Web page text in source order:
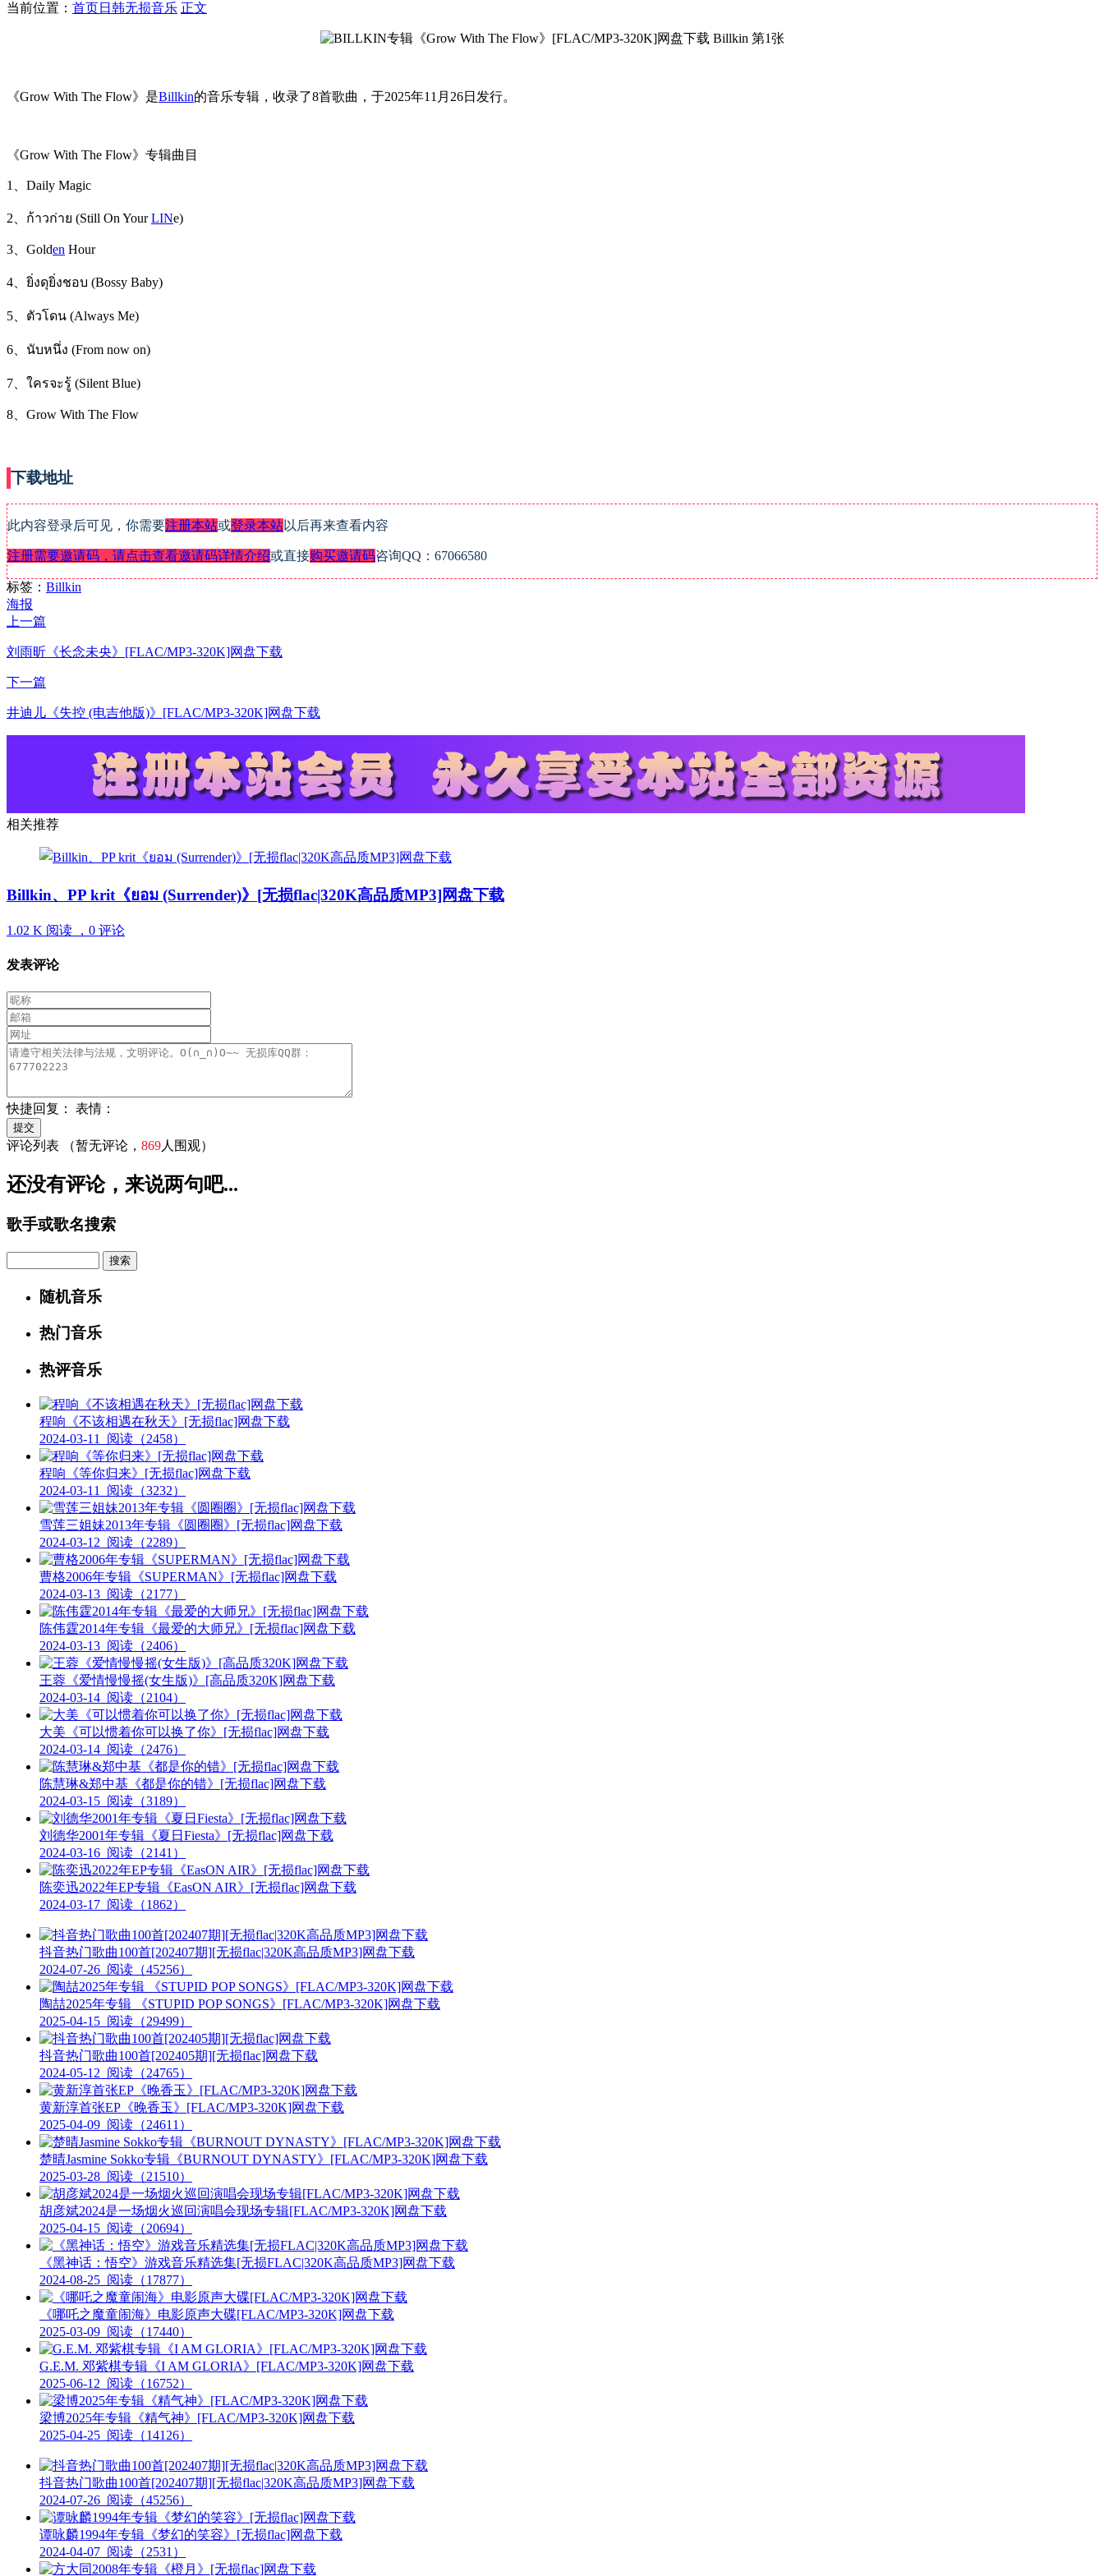
当前位置： 首页日韩无损音乐 正文
《Grow With The Flow》是Billkin的音乐专辑，收录了8首歌曲，于2025年11月26日发行。
《Grow With The Flow》专辑曲目
1、Daily Magic
2、ก้าวก่าย (Still On YourLINe)
3、Golden Hour
4、ยิ่งดุยิ่งชอบ (Bossy Baby)
5、ตัวโดน (Always Me)
6、นับหนึ่ง (From now on)
7、ใครจะรู้ (Silent Blue)
8、Grow With The Flow
下载地址
此内容登录后可见，你需要注册本站或登录本站以后再来查看内容
注册需要邀请码，请点击查看邀请码详情介绍或直接购买邀请码咨询QQ：67066580
标签： Billkin
海报
上一篇
刘雨昕《长念未央》[FLAC/MP3-320K]网盘下载
下一篇
井迪儿《失控 (电吉他版)》[FLAC/MP3-320K]网盘下载
相关推荐
Billkin、PP krit《ยอม (Surrender)》[无损flac|320K高品质MP3]网盘下载
1.02 K 阅读 ， 0 评论
发表评论
快捷回复： 表情：
评论列表 （暂无评论， 869人围观）
还没有评论，来说两句吧...
歌手或歌名搜索
随机音乐
热门音乐
热评音乐
程响《不该相遇在秋天》[无损flac]网盘下载
2024-03-11
阅读（2458）
程响《等你归来》[无损flac]网盘下载
2024-03-11
阅读（3232）
雪莲三姐妹2013年专辑《圆圈圈》[无损flac]网盘下载
2024-03-12 阅读（2289）
曹格2006年专辑《SUPERMAN》[无损flac]网盘下载
2024-03-13 阅读（2177）
陈伟霆2014年专辑《最爱的大师兄》[无损flac]网盘下载
2024-03-13 阅读（2406）
王蓉《爱情慢慢摇(女生版)》[高品质320K]网盘下载
2024-03-14 阅读（2104）
大美《可以惯着你可以换了你》[无损flac]网盘下载
2024-03-14 阅读（2476）
陈慧琳&郑中基《都是你的错》[无损flac]网盘下载
2024-03-15 阅读（3189）
刘德华2001年专辑《夏日Fiesta》[无损flac]网盘下载
2024-03-16 阅读（2141）
陈奕迅2022年EP专辑《EasON AIR》[无损flac]网盘下载
2024-03-17 阅读（1862）
抖音热门歌曲100首[202407期][无损flac|320K高品质MP3]网盘下载
2024-07-26 阅读（45256）
陶喆2025年专辑 《STUPID POP SONGS》[FLAC/MP3-320K]网盘下载
2025-04-15 阅读（29499）
抖音热门歌曲100首[202405期][无损flac]网盘下载
2024-05-12 阅读（24765）
黄新淳首张EP《晚香玉》[FLAC/MP3-320K]网盘下载
2025-04-09 阅读（24611）
楚晴Jasmine Sokko专辑《BURNOUT DYNASTY》[FLAC/MP3-320K]网盘下载
2025-03-28 阅读（21510）
胡彦斌2024是一场烟火巡回演唱会现场专辑[FLAC/MP3-320K]网盘下载
2025-04-15 阅读（20694）
《黑神话：悟空》游戏音乐精选集[无损FLAC|320K高品质MP3]网盘下载
2024-08-25 阅读（17877）
《哪吒之魔童闹海》电影原声大碟[FLAC/MP3-320K]网盘下载
2025-03-09 阅读（17440）
G.E.M. 邓紫棋专辑《I AM GLORIA》[FLAC/MP3-320K]网盘下载
2025-06-12 阅读（16752）
梁博2025年专辑《精气神》[FLAC/MP3-320K]网盘下载
2025-04-25 阅读（14126）
抖音热门歌曲100首[202407期][无损flac|320K高品质MP3]网盘下载
2024-07-26 阅读（45256）
谭咏麟1994年专辑《梦幻的笑容》[无损flac]网盘下载
2024-04-07 阅读（2531）